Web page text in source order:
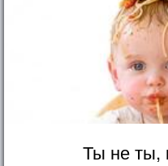
Ты не ты,